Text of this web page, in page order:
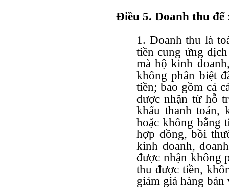
Điều 5. Doanh thu để
1. Doanh thu là
tiền cung ứng
mà hộ kinh
không phân biệt
tiền; bao gồm cả
được nhận từ hỗ
khấu thanh toán,
hoặc không bằng
hợp đồng, bồi
kinh doanh,
được nhận không
thu được tiền,
giảm giá hàng